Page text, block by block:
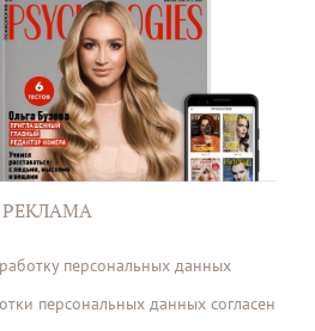
РЕКЛАМА
персональных данных
персональных данных согласен